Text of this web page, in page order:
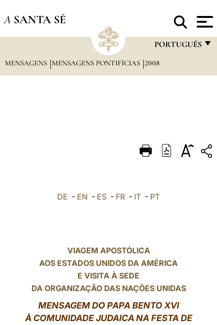
A SANTA SÉ
PORTUGUÊS
FRANÇAIS
DEUTSCH
العربيّة
MENSAGENS MENSAGENS PONTIFÍCIAS 2008
DE - EN - ES - FR - IT - PT
VIAGEM APOSTÓLICA
AOS ESTADOS UNIDOS DA AMÉRICA
E VISITA À SEDE
DA ORGANIZAÇÃO DAS NAÇÕES UNIDAS
MENSAGEM DO PAPA BENTO XVI
À COMUNIDADE JUDAICA NA FESTA DE